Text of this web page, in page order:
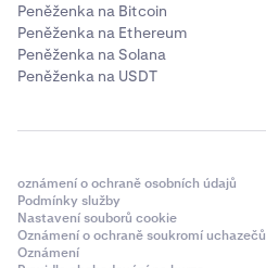
Peněženka na Bitcoin
Peněženka na Ethereum
Peněženka na Solana
Peněženka na USDT
oznámení o ochraně osobních údajů
Podmínky služby
Nastavení souborů cookie
Oznámení o ochraně soukromí uchazečů
Oznámení